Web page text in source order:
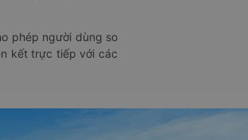
phép người dùng so
kết trực tiếp với các